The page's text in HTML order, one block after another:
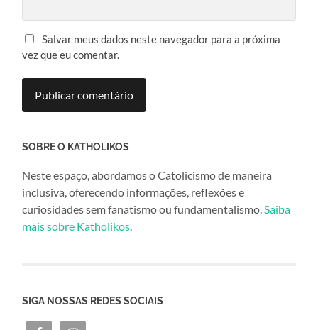
Salvar meus dados neste navegador para a próxima
vez que eu comentar.
SOBRE O KATHOLIKOS
Neste espaço, abordamos o Catolicismo de maneira
inclusiva, oferecendo informações, reflexões e
curiosidades sem fanatismo ou fundamentalismo.Saiba
mais sobre Katholikos.
SIGA NOSSAS REDES SOCIAIS